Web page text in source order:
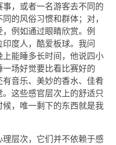
，或者一名游客去不同的
的风俗习惯和群体；对，
例如通过眼睛欣赏。例
度人，酷爱板球。我问
能睡多长时间，他说四小
场好觉要比看比赛好的
音乐、美妙的香水、佳肴
这些感官层次上的舒适只
，唯一剩下的东西就是我
层次，它们并不依赖于感